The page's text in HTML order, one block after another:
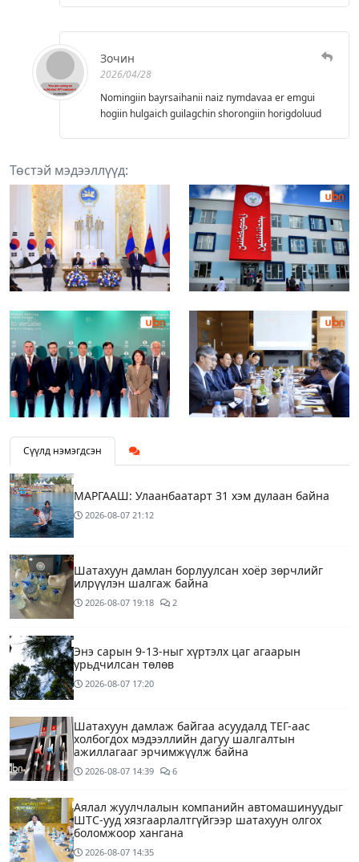
Зочин
2026/04/28
Nomingiin bayrsaihanii naiz nymdavaa er emgui
hogiin hulgaich guilagchin shorongiin horigdoluud
Төстэй мэдээллүүд:
Сүүлд нэмэгдсэн
МАРГААШ: Улаанбаатарт 31 хэм дулаан байна
2026-08-07 21:12
Шатахуун дамлан борлуулсан хоёр зөрчлийг
илрүүлэн шалгаж байна
2026-08-07 19:18 2
Энэ сарын 9-13-ныг хүртэлх цаг агаарын
урьдчилсан төлөв
2026-08-07 17:20
Шатахуун дамлаж байгаа асуудалд ТЕГ-аас
холбогдох мэдээллийн дагуу шалгалтын
ажиллагааг эрчимжүүлж байна
2026-08-07 14:39 6
Аялал жуулчлалын компанийн автомашинуудыг
ШТС-ууд хязгаарлалтгүйгээр шатахуун олгох
боломжоор хангана
2026-08-07 14:35